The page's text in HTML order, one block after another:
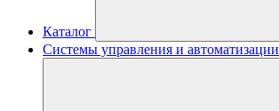
Каталог
Системы управления и автоматизации